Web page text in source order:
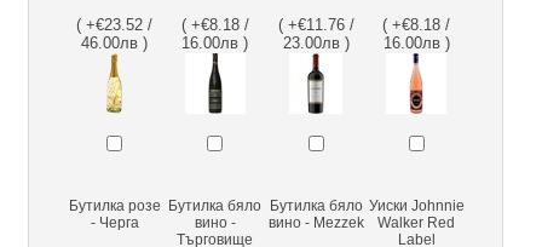
( +€23.52 /
46.00лв )
( +€8.18 /
16.00лв )
( +€11.76 /
23.00лв )
( +€8.18 /
16.00лв )
Бутилка розе
- Черга
Бутилка бяло
вино -
Търговище
Бутилка бяло
вино - Mezzek
Уиски Johnnie
Walker Red
Label